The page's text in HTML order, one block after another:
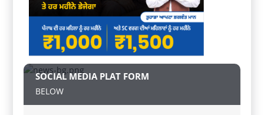
SOCIAL MEDIA PLAT FORM
BELOW